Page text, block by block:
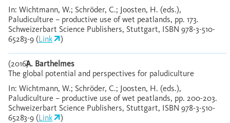
In: Wichtmann, W.; Schröder, C.; Joosten, H. (eds.),
Paludiculture – productive use of wet peatlands, pp. 173.
Schweizerbart Science Publishers, Stuttgart, ISBN 978-3-510-
65283-9 (Link )
(2016)A. Barthelmes
The global potential and perspectives for paludiculture
In: Wichtmann, W.; Schröder, C.; Joosten, H. (eds.),
Paludiculture – productive use of wet peatlands, pp. 200-203.
Schweizerbart Science Publishers, Stuttgart, ISBN 978-3-510-
65283-9 (Link )